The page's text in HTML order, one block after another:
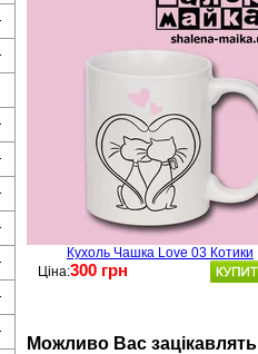
Кухоль Чашка Love 03 Котики
Ціна:300 грн
Можливо Ваc зацікавлять